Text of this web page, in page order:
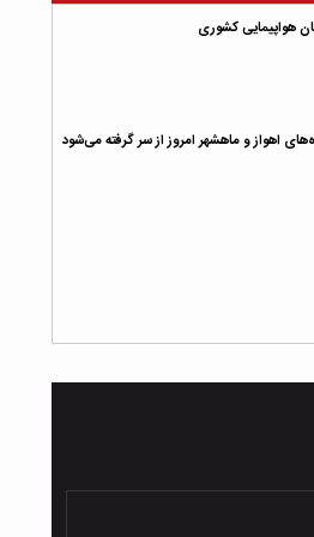
هواپیمایی کشوری
اهواز و ماهشهر امروز از سر گرفته می‌شود